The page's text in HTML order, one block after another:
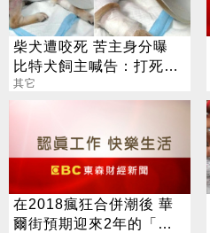
柴犬遭咬死 苦主身分曝
比特犬飼主喊告：打死我
的狗
其它
在2018瘋狂合併潮後 華
爾街預期迎來2年的「併